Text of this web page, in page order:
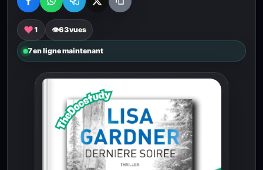
♥ 1 👁63vues
7en ligne maintenant